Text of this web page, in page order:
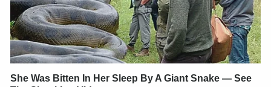
She Was Bitten In Her Sleep By A Giant Snake — See